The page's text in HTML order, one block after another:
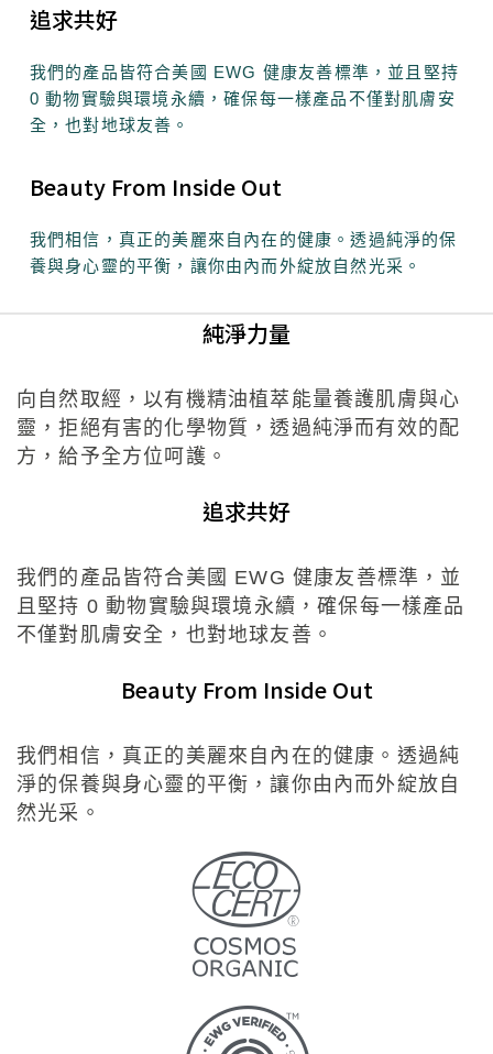
追求共好
我們的產品皆符合美國 EWG 健康友善標準，並且堅持
0 動物實驗與環境永續，確保每一樣產品不僅對肌膚安
全，也對地球友善。
Beauty From Inside Out
我們相信，真正的美麗來自內在的健康。透過純淨的保
養與身心靈的平衡，讓你由內而外綻放自然光采。
純淨力量
向自然取經，以有機精油植萃能量養護肌膚與心
靈，拒絕有害的化學物質，透過純淨而有效的配
方，給予全方位呵護。
追求共好
我們的產品皆符合美國 EWG 健康友善標準，並
且堅持 0 動物實驗與環境永續，確保每一樣產品
不僅對肌膚安全，也對地球友善。
Beauty From Inside Out
我們相信，真正的美麗來自內在的健康。透過純
淨的保養與身心靈的平衡，讓你由內而外綻放自
然光采。